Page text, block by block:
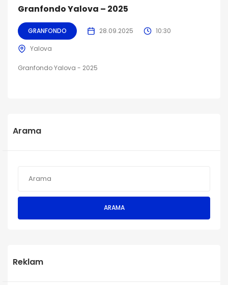
Granfondo Yalova – 2025
GRANFONDO 28.09.2025 10:30
Yalova
Granfondo Yalova - 2025
Arama
ARAMA
Reklam